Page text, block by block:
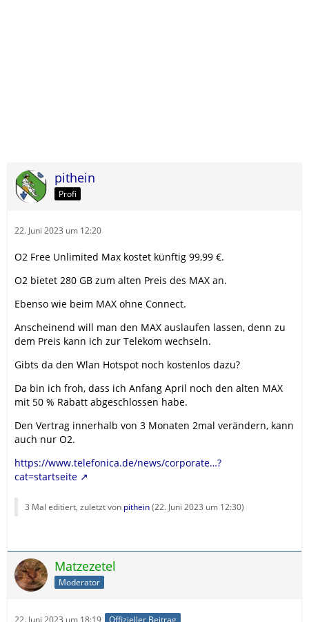
pithein
Profi
22. Juni 2023 um 12:20
O2 Free Unlimited Max kostet künftig 99,99 €.
O2 bietet 280 GB zum alten Preis des MAX an.
Ebenso wie beim MAX ohne Connect.
Anscheinend will man den MAX auslaufen lassen, denn zu
dem Preis kann ich zur Telekom wechseln.
Gibts da den Wlan Hotspot noch kostenlos dazu?
Da bin ich froh, dass ich Anfang April noch den alten MAX
mit 50 % Rabatt abgeschlossen habe.
Den Vertrag innerhalb von 3 Monaten 2mal verändern, kann
auch nur O2.
https://www.telefonica.de/news/corporate…?
cat=startseite
3 Mal editiert, zuletzt von pithein(22. Juni 2023 um 12:30)
Matzezetel
Moderator